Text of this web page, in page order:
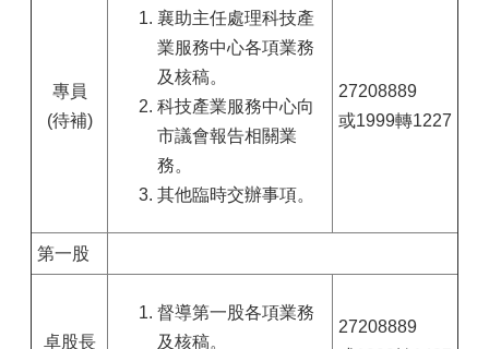
專員
(待補)
襄助主任處理科技產
業服務中心各項業務
及核稿。
科技產業服務中心向
市議會報告相關業
務。
其他臨時交辦事項。
27208889
或1999轉1227
第一股
卓股長
督導第一股各項業務
及核稿。
27208889